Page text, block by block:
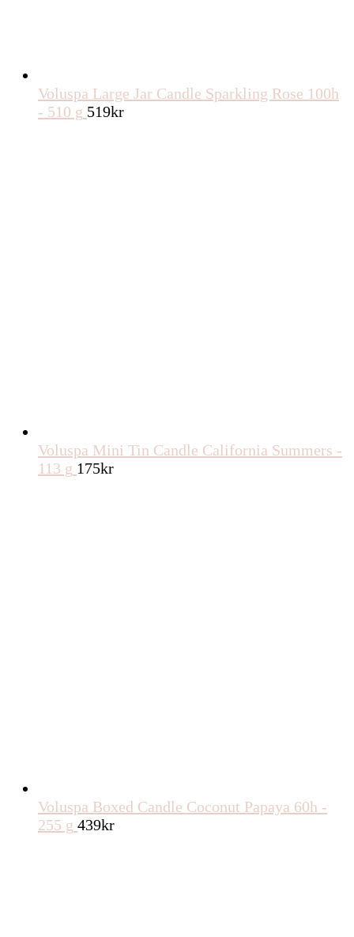
Voluspa Large Jar Candle Sparkling Rose 100h
- 510 g 519kr
Voluspa Mini Tin Candle California Summers -
113 g 175kr
Voluspa Boxed Candle Coconut Papaya 60h -
255 g 439kr